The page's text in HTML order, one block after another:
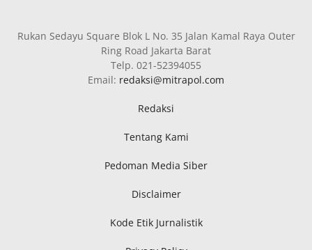
Rukan Sedayu Square Blok L No. 35 Jalan Kamal Raya Outer
Ring Road Jakarta Barat
Telp. 021-52394055
Email: redaksi@mitrapol.com
Redaksi
Tentang Kami
Pedoman Media Siber
Disclaimer
Kode Etik Jurnalistik